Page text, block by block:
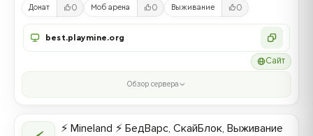
Донат 0 Моб арена 0 Выживание 0
best.playmine.org
Сайт
Обзор сервера
⚡ Mineland ⚡ БедВарс, СкайБлок, Выживание